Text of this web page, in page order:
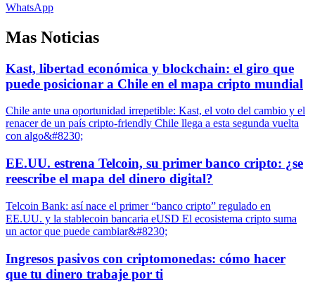
WhatsApp
Mas Noticias
Kast, libertad económica y blockchain: el giro que
puede posicionar a Chile en el mapa cripto mundial
Chile ante una oportunidad irrepetible: Kast, el voto del cambio y el
renacer de un país cripto-friendly Chile llega a esta segunda vuelta
con algo&#8230;
EE.UU. estrena Telcoin, su primer banco cripto: ¿se
reescribe el mapa del dinero digital?
Telcoin Bank: así nace el primer “banco cripto” regulado en
EE.UU. y la stablecoin bancaria eUSD El ecosistema cripto suma
un actor que puede cambiar&#8230;
Ingresos pasivos con criptomonedas: cómo hacer
que tu dinero trabaje por ti